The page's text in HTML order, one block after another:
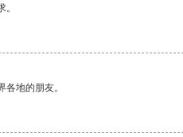
地的朋友。